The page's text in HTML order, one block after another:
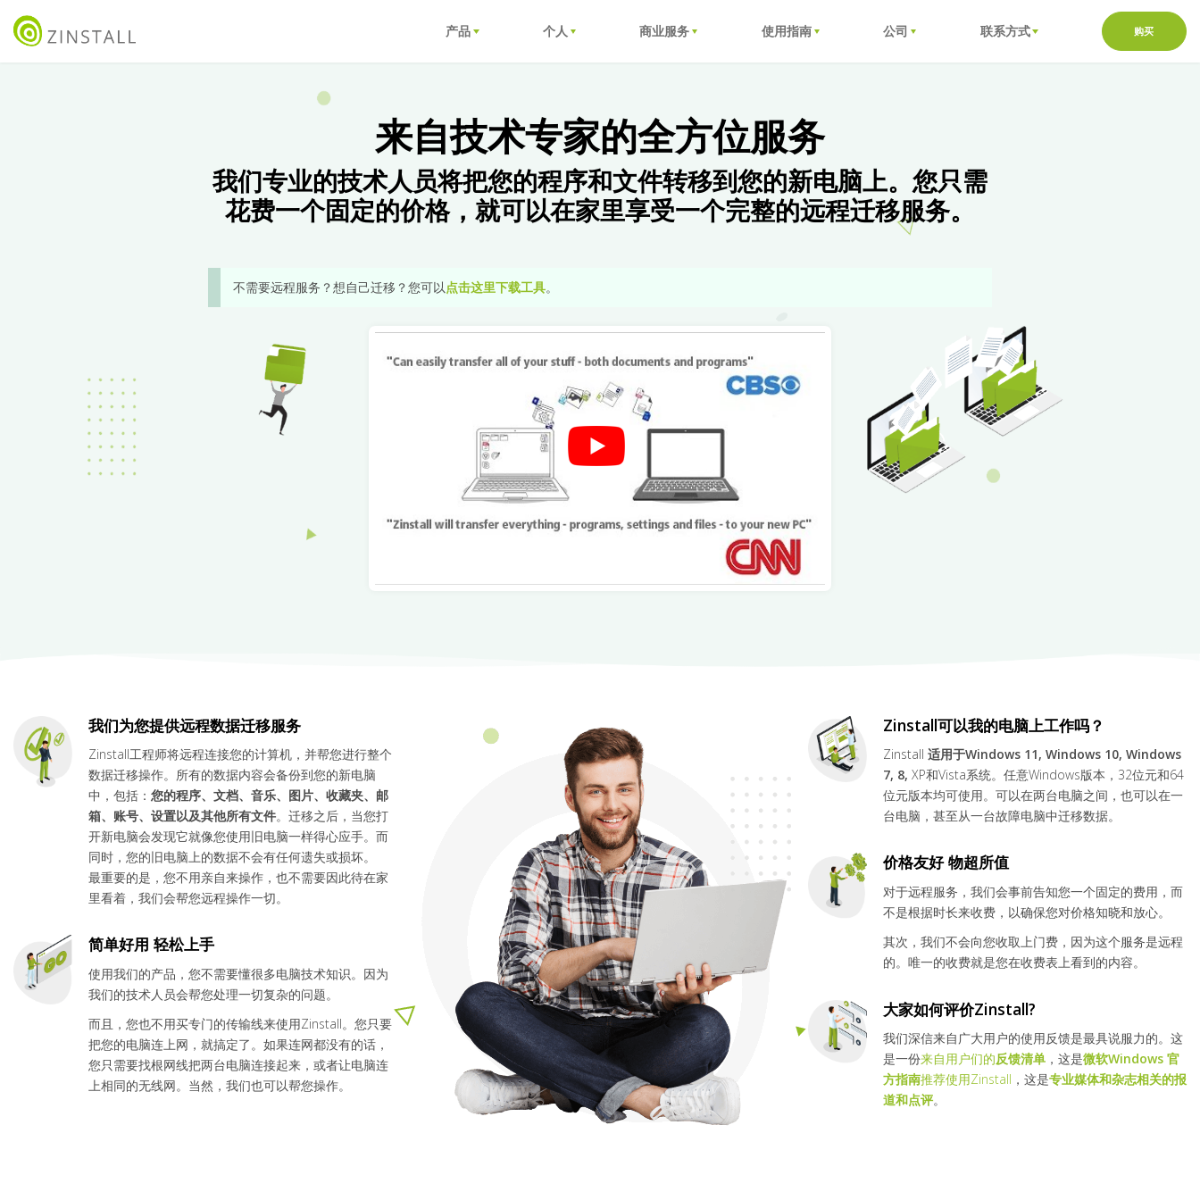
产品 个人 商业服务 使用指南 公司 联系方式 购买
来自技术专家的全方位服务
我们专业的技术人员将把您的程序和文件转移到您的新电脑上。您只需
花费一个固定的价格，就可以在家里享受一个完整的远程迁移服务。
不需要远程服务？想自己迁移？您可以点击这里下载工具。
我们为您提供远程数据迁移服务
Zinstall工程师将远程连接您的计算机，并帮您进行整个
数据迁移操作。所有的数据内容会备份到您的新电脑
中，包括： 您的程序、文档、 音乐、图片、 收藏夹、邮
箱、账号、设置以及其他所有文件。迁移之后，当您打
开新电脑会发现它就像您使用旧电脑一样得心应手。而
同时，您的旧电脑上的数据不会有任何遗失或损坏。
最重要的是，您不用亲自来操作，也不需要因此待在家
里看着，我们会帮您远程操作一切。
简单好用 轻松上手
使用我们的产品，您不需要懂很多电脑技术知识。因为
我们的技术人员会帮您处理一切复杂的问题。
而且，您也不用买专门的传输线来使用Zinstall。您只要
把您的电脑连上网，就搞定了。如果连网都没有的话，
您只需要找根网线把两台电脑连接起来，或者让电脑连
上相同的无线网。当然，我们也可以帮您操作。
Zinstall可以我的电脑上工作吗？
Zinstall 适用于Windows 11, Windows 10, Windows
7, 8, XP和Vista系统。任意Windows版本，32位元和64
位元版本均可使用。可以在两台电脑之间，也可以在一
台电脑，甚至从一台故障电脑中迁移数据。
价格友好 物超所值
对于远程服务，我们会事前告知您一个固定的费用，而
不是根据时长来收费，以确保您对价格知晓和放心。
其次，我们不会向您收取上门费，因为这个服务是远程
的。唯一的收费就是您在收费表上看到的内容。
大家如何评价Zinstall?
我们深信来自广大用户的使用反馈是最具说服力的。这
是一份来自用户们的反馈清单，这是微软Windows 官
方指南推荐使用Zinstall ，这是专业媒体和杂志相关的报
道和点评。